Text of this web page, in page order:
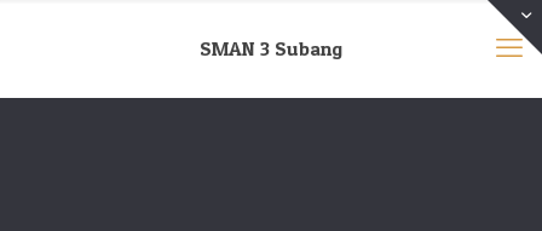
SMAN 3 Subang